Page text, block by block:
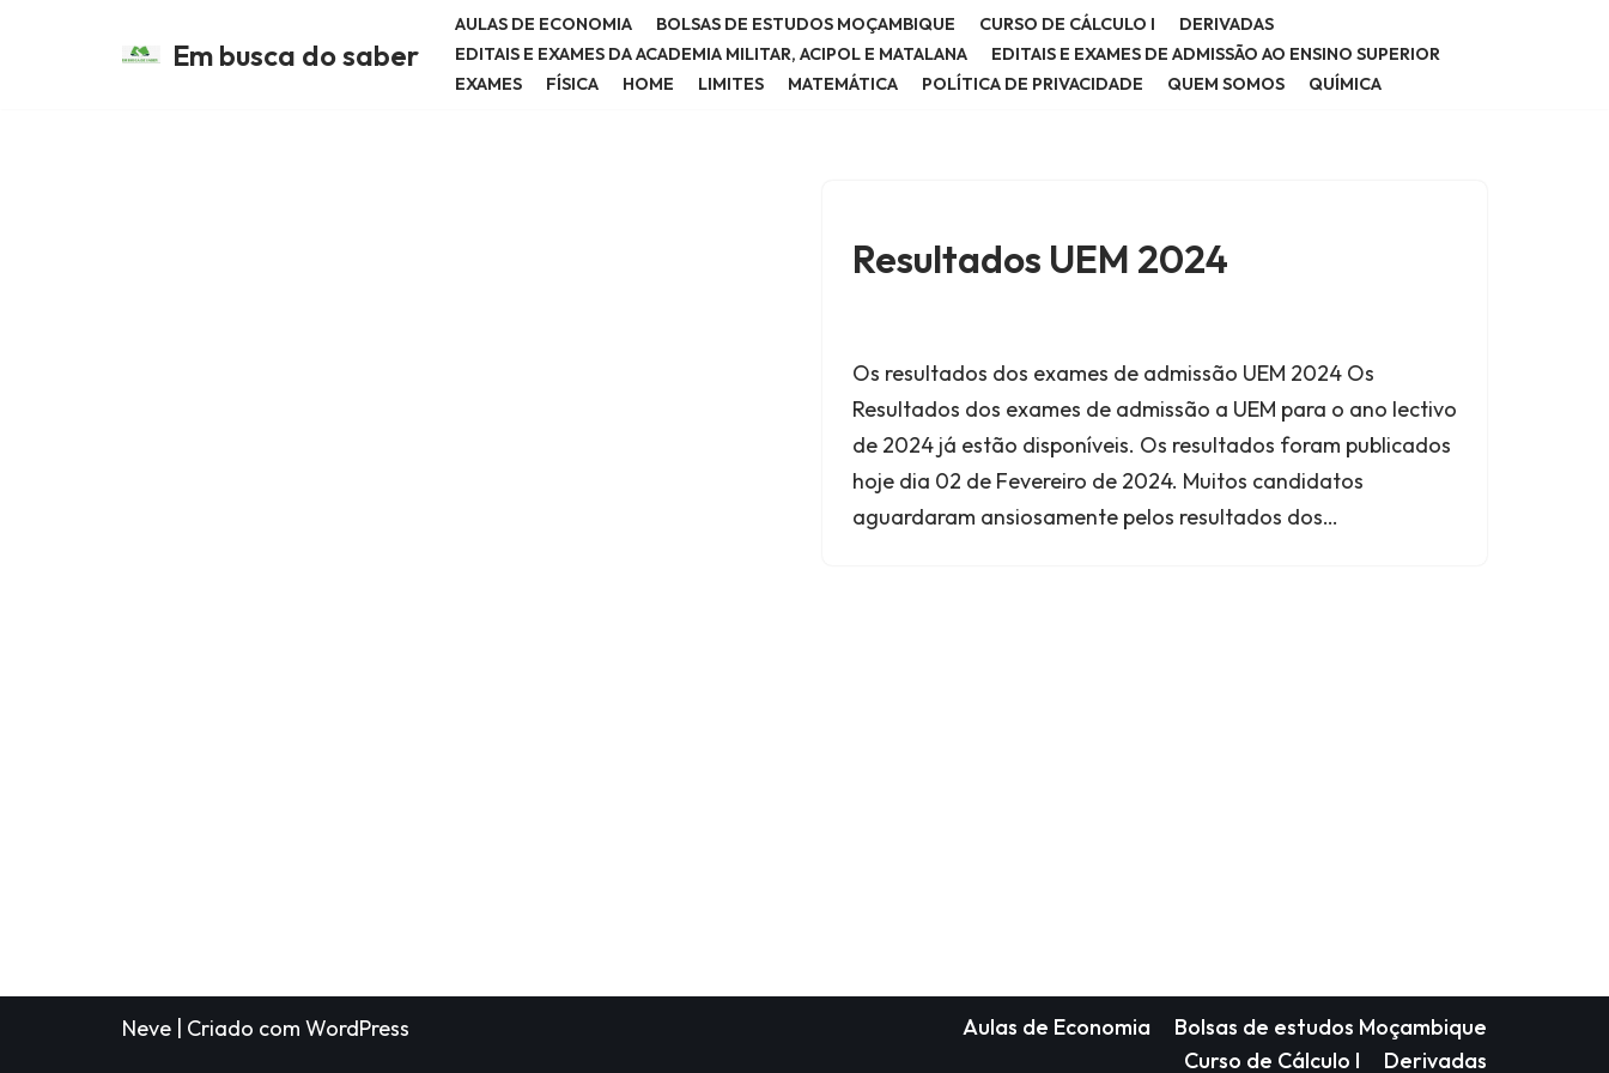
Em busca do saber
AULAS DE ECONOMIA BOLSAS DE ESTUDOS MOÇAMBIQUE CURSO DE CÁLCULO I
DERIVADAS
EDITAIS E EXAMES DA ACADEMIA MILITAR, ACIPOL E MATALANA
EDITAIS E EXAMES DE ADMISSÃO AO ENSINO SUPERIOR
EXAMES
FÍSICA HOME LIMITES MATEMÁTICA POLÍTICA DE PRIVACIDADE QUEM SOMOS QUÍMICA
Resultados UEM 2024
Os resultados dos exames de admissão UEM 2024 Os
Resultados dos exames de admissão a UEM para o ano lectivo
de 2024 já estão disponíveis. Os resultados foram publicados
hoje dia 02 de Fevereiro de 2024. Muitos candidatos
aguardaram ansiosamente pelos resultados dos…
Neve | Criado com WordPress Aulas de Economia
Bolsas de estudos Moçambique
Curso de Cálculo I
Derivadas